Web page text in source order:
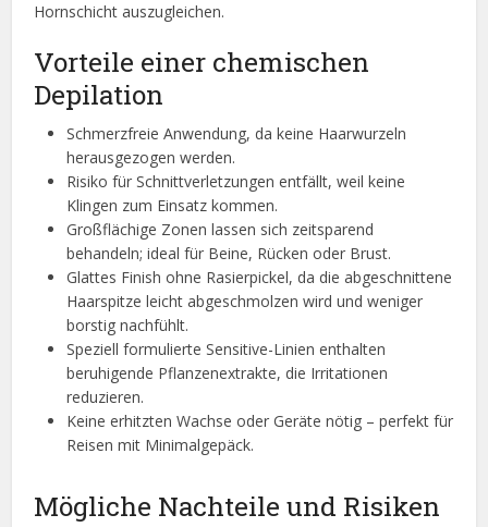
Hornschicht auszugleichen.
Vorteile einer chemischen
Depilation
Schmerzfreie Anwendung, da keine Haarwurzeln
herausgezogen werden.
Risiko für Schnittverletzungen entfällt, weil keine
Klingen zum Einsatz kommen.
Großflächige Zonen lassen sich zeitsparend
behandeln; ideal für Beine, Rücken oder Brust.
Glattes Finish ohne Rasierpickel, da die abgeschnittene
Haarspitze leicht abgeschmolzen wird und weniger
borstig nachfühlt.
Speziell formulierte Sensitive-Linien enthalten
beruhigende Pflanzenextrakte, die Irritationen
reduzieren.
Keine erhitzten Wachse oder Geräte nötig – perfekt für
Reisen mit Minimalgepäck.
Mögliche Nachteile und Risiken